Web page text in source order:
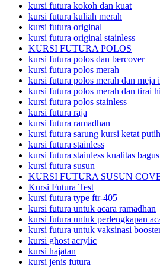
kursi futura kokoh dan kuat
kursi futura kuliah merah
kursi futura original
kursi futura original stainless
KURSI FUTURA POLOS
kursi futura polos dan bercover
kursi futura polos merah
kursi futura polos merah dan meja
kursi futura polos merah dan tirai
kursi futura polos stainless
kursi futura raja
kursi futura ramadhan
kursi futura sarung kursi ketat putih
kursi futura stainless
kursi futura stainless kualitas bagus
kursi futura susun
KURSI FUTURA SUSUN
Kursi Futura Test
kursi futura type ftr-405
kursi futura untuk acara ramadhan
kursi futura untuk perlengkapan
kursi futura untuk vaksinasi
kursi ghost acrylic
kursi hajatan
kursi jenis futura